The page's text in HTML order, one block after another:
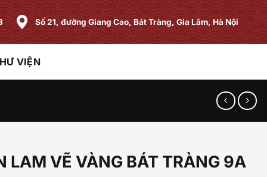
Số 21, đường Giang Cao, Bát Tràng, Gia Lâm, Hà Nội
VIỆN
LAM VẼ VÀNG BÁT TRÀNG 9A